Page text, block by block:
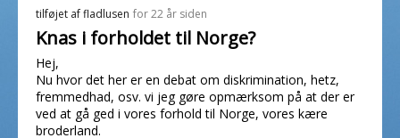
tilføjet affladlusen for 22 år siden
Knas i forholdet til Norge?
Hej,
Nu hvor det her er en debat om diskrimination, hetz,
fremmedhad, osv. vi jeg gøre opmærksom på at der er
ved at gå ged i vores forhold til Norge, vores kære
broderland.